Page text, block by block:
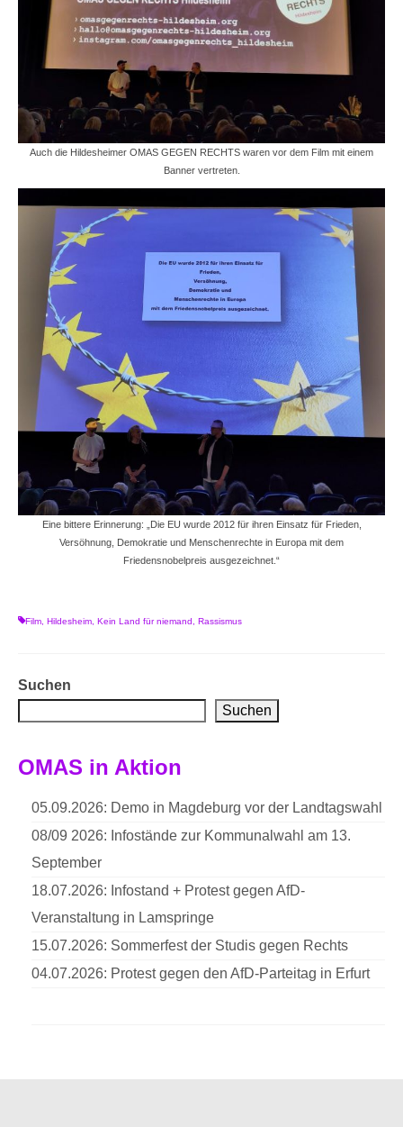
Auch die Hildesheimer OMAS GEGEN RECHTS waren vor dem Film mit einem
Banner vertreten.
Eine bittere Erinnerung: „Die EU wurde 2012 für ihren Einsatz für Frieden,
Versöhnung, Demokratie und Menschenrechte in Europa mit dem
Friedensnobelpreis ausgezeichnet.“
Film Hildesheim Kein Land für niemand Rassismus
Suchen
Suchen
OMAS in Aktion
05.09.2026: Demo in Magdeburg vor der Landtagswahl
08/09 2026: Infostände zur Kommunalwahl am 13.
September
18.07.2026: Infostand + Protest gegen AfD-
Veranstaltung in Lamspringe
15.07.2026: Sommerfest der Studis gegen Rechts
04.07.2026: Protest gegen den AfD-Parteitag in Erfurt